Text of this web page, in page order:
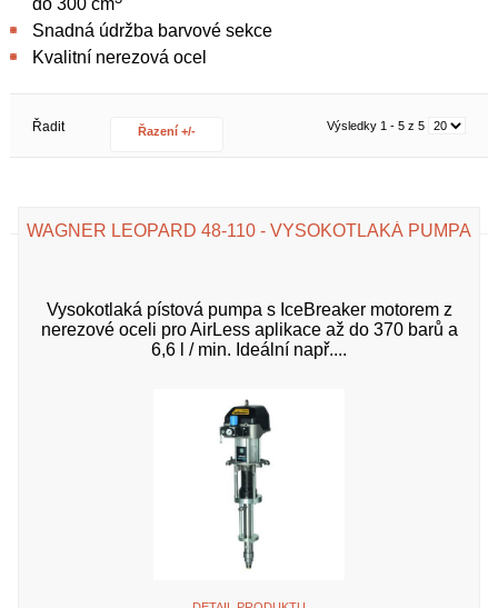
do 300 cm
Snadná údržba barvové sekce
Kvalitní nerezová ocel
Řadit Řazení +/- Výsledky 1 - 5 z 5
WAGNER LEOPARD 48-110 - VYSOKOTLAKÁ PUMPA
Vysokotlaká pístová pumpa s IceBreaker motorem z
nerezové oceli pro AirLess aplikace až do 370 barů a
6,6 l / min. Ideální např....